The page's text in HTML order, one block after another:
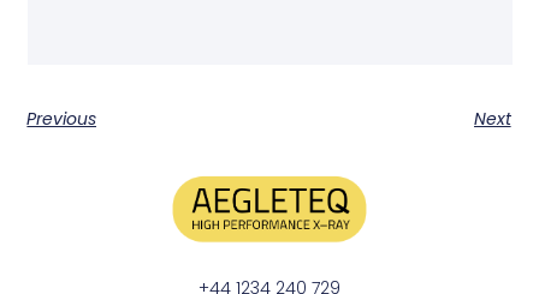
Previous Next
+44 1234 240 729